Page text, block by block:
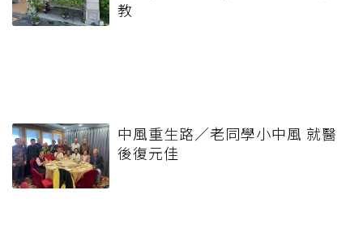
教
中風重生路／老同學小中風 就醫
後復元佳